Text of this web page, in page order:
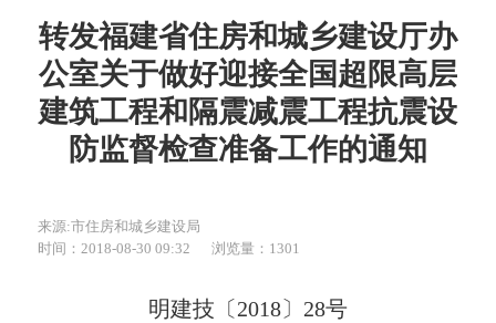
转发福建省住房和城乡建设厅办
公室关于做好迎接全国超限高层
建筑工程和隔震减震工程抗震设
防监督检查准备工作的通知
来源:市住房和城乡建设局
时间：2018-08-30 09:32
浏览量：1301
明建技〔2018〕28号